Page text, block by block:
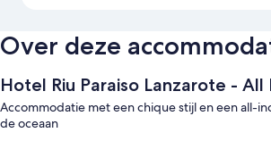
Over deze
Hotel Riu Paraiso Lanzarote - All
Accommodatie met een chique stijl en een all-
de oceaan